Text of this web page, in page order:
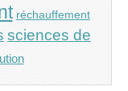
réchauffement
sciences de